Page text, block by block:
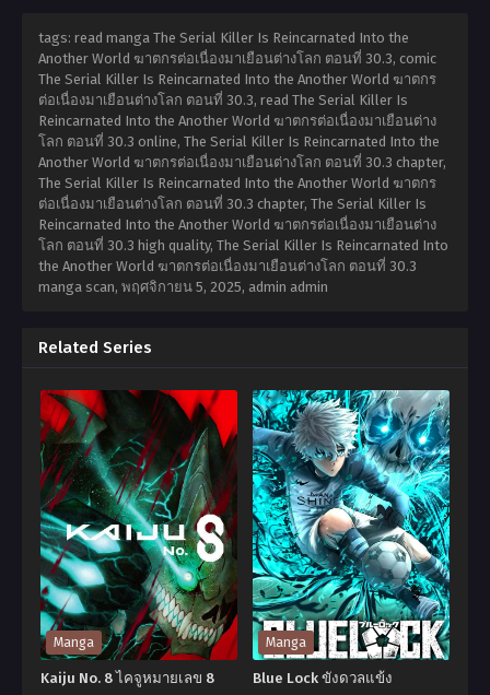
tags: read manga The Serial Killer Is Reincarnated Into the
Another World ฆาตกรต่อเนื่องมาเยือนต่างโลก ตอนที่ 30.3, comic
The Serial Killer Is Reincarnated Into the Another World ฆาตกร
ต่อเนื่องมาเยือนต่างโลก ตอนที่ 30.3, read The Serial Killer Is
Reincarnated Into the Another World ฆาตกรต่อเนื่องมาเยือนต่าง
โลก ตอนที่ 30.3 online, The Serial Killer Is Reincarnated Into the
Another World ฆาตกรต่อเนื่องมาเยือนต่างโลก ตอนที่ 30.3 chapter,
The Serial Killer Is Reincarnated Into the Another World ฆาตกร
ต่อเนื่องมาเยือนต่างโลก ตอนที่ 30.3 chapter, The Serial Killer Is
Reincarnated Into the Another World ฆาตกรต่อเนื่องมาเยือนต่าง
โลก ตอนที่ 30.3 high quality, The Serial Killer Is Reincarnated Into
the Another World ฆาตกรต่อเนื่องมาเยือนต่างโลก ตอนที่ 30.3
manga scan, พฤศจิกายน 5, 2025, admin admin
Related Series
Manga
Kaiju No. 8 ไคจูหมายเลข 8
Manga
Blue Lock ขังดวลแข้ง